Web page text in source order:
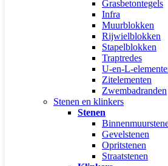
Grasbetontegels
Infra
Muurblokken
Rijwielblokken
Stapelblokken
Traptredes
U-en-L-
Zitelementen
Zwembadranden
Stenen en klinkers
Stenen
Gevelstenen
Opritstenen
Straatstenen